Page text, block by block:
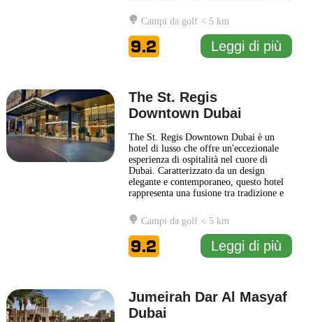
indiana, creando un'atmosfera unica e
accogliente per i suoi ospiti. La struttura
è caratterizzata da design raffinati e spazi
ben curati,
... Leggi di più
Campi da golf < 5 km
9.2 Leggi di più
The St. Regis
Downtown Dubai
The St. Regis Downtown Dubai è un
hotel di lusso che offre un'eccezionale
esperienza di ospitalità nel cuore di
Dubai. Caratterizzato da un design
elegante e contemporaneo, questo hotel
rappresenta una fusione tra tradizione e
di Dubai. Gli interni sono raffinati e
accoglienti, con una particolare
attenzione ai dettagli che rendono ogni
soggiorno piacevole
... Leggi di più
Campi da golf < 5 km
9.2 Leggi di più
Jumeirah Dar Al Masyaf
Dubai